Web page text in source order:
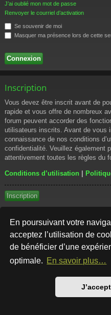
En poursuivant votre
acceptez l’utilisation de
de bénéficier d’une
optimale. En savoir plus…
J’ai oublié mon mot de passe
Renvoyer le courriel d’activation
Se souvenir de moi
Masquer ma présence lors de cette
Inscription
Vous devez être inscrit avant de
rapide et vous offre de nombreux
forum peuvent accorder des
utilisateurs inscrits. Avant de vous
connaissance de nos conditions
confidentialité. Veuillez également
attentivement toutes les règles du
Conditions d’utilisation |
Inscription
Accueil du forum
Développé parphpBB®
Style par
Traduction